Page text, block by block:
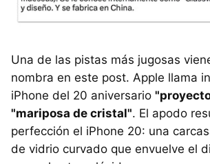
Una de las pistas más jugosas
nombra en este post. Apple llama
iPhone del 20 aniversario
"mariposa de cristal". El apodo
perfección el iPhone 20: una
de vidrio curvado que envuelve el